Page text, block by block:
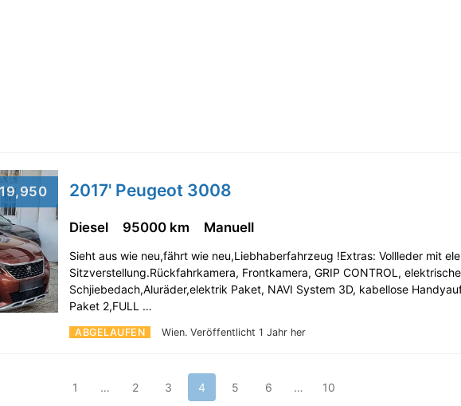
2017' Peugeot 3008
ABGELAUFEN Wien. Veröffentlicht 1 Jahr her
Diesel 95000 km Manuell
Sieht aus wie neu,fährt wie neu,Liebhaberfahrzeug !Extras: Vollleder mit
Sitzverstellung.Rückfahrkamera, Frontkamera, GRIP CONTROL,
Schjiebedach,Aluräder,elektrik Paket, NAVI System 3D, kabellose
Paket 2,FULL …
1 … 2 3 4 5 6 … 10